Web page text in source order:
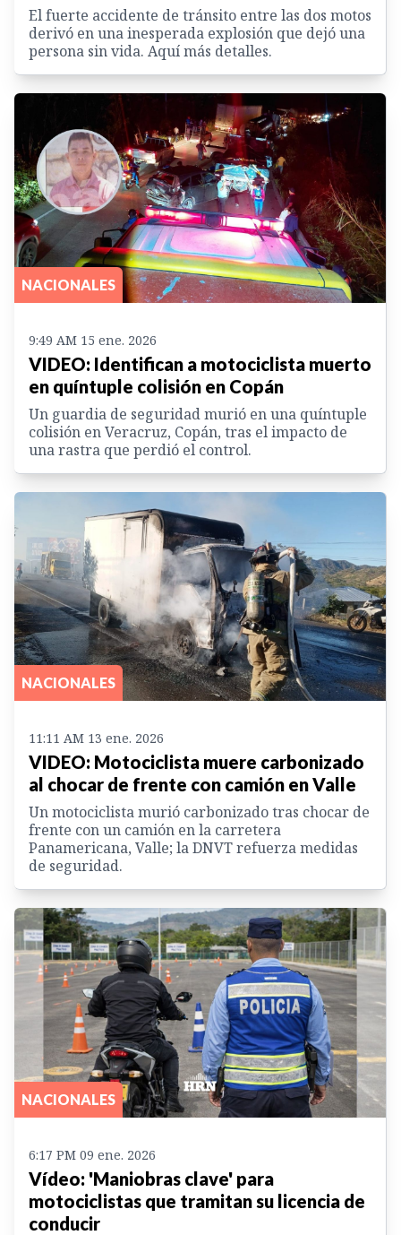
El fuerte accidente de tránsito entre las dos motos
derivó en una inesperada explosión que dejó una
persona sin vida. Aquí más detalles.
NACIONALES
9:49 AM 15 ene. 2026
VIDEO: Identifican a motociclista muerto
en quíntuple colisión en Copán
Un guardia de seguridad murió en una quíntuple
colisión en Veracruz, Copán, tras el impacto de
una rastra que perdió el control.
NACIONALES
11:11 AM 13 ene. 2026
VIDEO: Motociclista muere carbonizado
al chocar de frente con camión en Valle
Un motociclista murió carbonizado tras chocar de
frente con un camión en la carretera
Panamericana, Valle; la DNVT refuerza medidas
de seguridad.
NACIONALES
6:17 PM 09 ene. 2026
Vídeo: 'Maniobras clave' para
motociclistas que tramitan su licencia de
conducir